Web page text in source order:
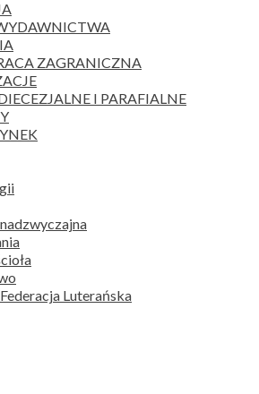
ZAGRANICZNA
I PARAFIALNE
Luterańska